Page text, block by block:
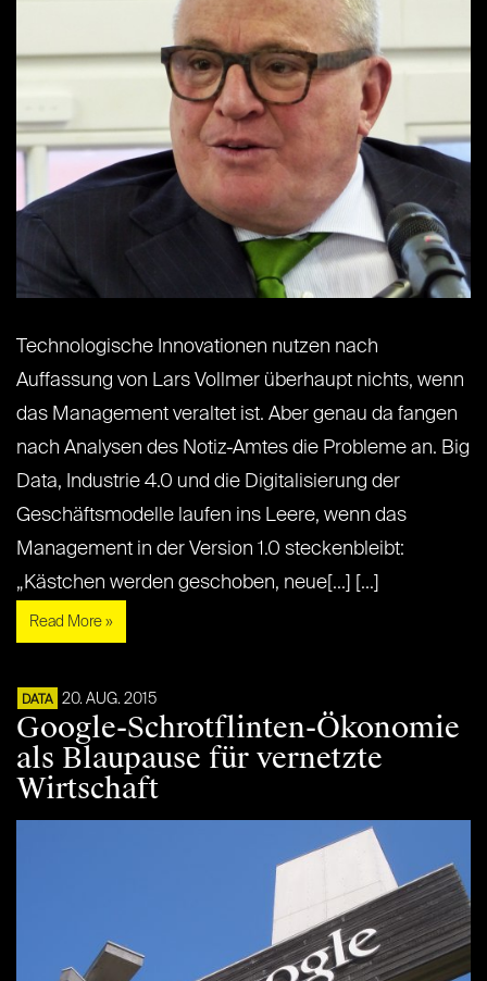
Technologische Innovationen nutzen nach
Auffassung von Lars Vollmer überhaupt nichts, wenn
das Management veraltet ist. Aber genau da fangen
nach Analysen des Notiz-Amtes die Probleme an. Big
Data, Industrie 4.0 und die Digitalisierung der
Geschäftsmodelle laufen ins Leere, wenn das
Management in der Version 1.0 steckenbleibt:
„Kästchen werden geschoben, neue[...] [...]
Read More »
DATA 20. AUG. 2015
Google-Schrotflinten-Ökonomie
als Blaupause für vernetzte
Wirtschaft